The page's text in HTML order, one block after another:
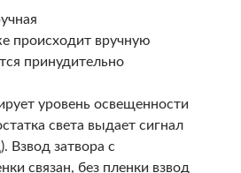
происходит вручную
принудительно
уровень освещенности
света выдает сигнал
Взвод затвора с
связан, без пленки взвод